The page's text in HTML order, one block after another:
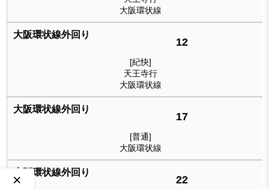
大阪環状線
12
[紀快]
天王寺行
大阪環状線
17
[普通]
大阪環状線
22
×